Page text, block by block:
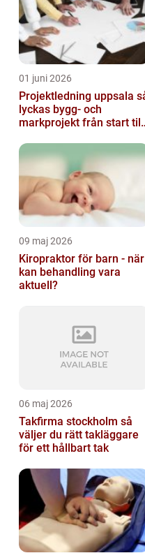
01 juni 2026
Projektledning uppsala så
lyckas bygg- och
markprojekt från start till
09 maj 2026
Kiropraktor för barn - när
kan behandling vara
aktuell?
06 maj 2026
Takfirma stockholm så
väljer du rätt takläggare
för ett hållbart tak